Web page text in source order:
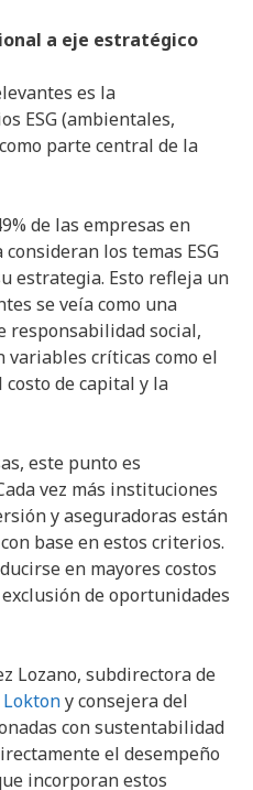
a eje estratégico
es la
ESG (ambientales,
parte central de la
de las empresas en
los temas ESG
estrategia. Esto refleja un
se veía como una
responsabilidad social,
variables críticas como el
costo de capital y la
este punto es
vez más instituciones
y aseguradoras están
base en estos criterios.
en mayores costos
de oportunidades
Lozano, subdirectora de
Loktony consejera del
con sustentabilidad
el desempeño
incorporan estos